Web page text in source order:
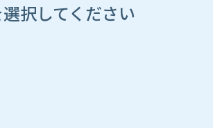
択してください